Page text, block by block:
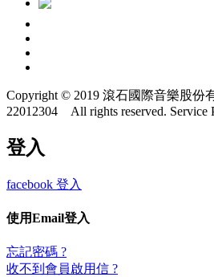
Copyright © 2019 滾石國際音樂股份
22012304 All rights reserved. Service
登入
facebook 登入
使用Email登入
忘記密碼 ?
收不到會員啟用信 ?